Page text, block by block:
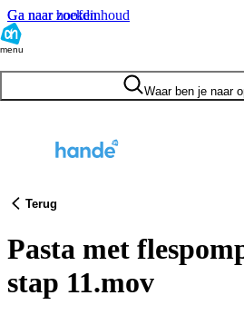
Ga naar hoofdinhoud
Ga naar zoeken
menu
Waar ben je naar
Terug
Pasta met
stap 11.mov